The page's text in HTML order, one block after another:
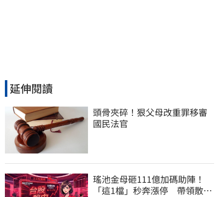
延伸閱讀
頭骨夾碎！狠父母改重罪移審
國民法官
瑤池金母砸111億加碼助陣！
「這1檔」秒奔漲停 帶領散熱